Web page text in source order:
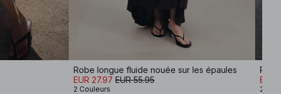
Robe longue fluide nouée sur les épaules
EUR 27.97 EUR 55.95
2 Couleurs
EUR
2